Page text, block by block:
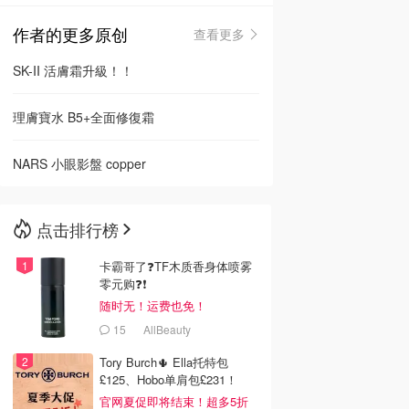
🇳🇿新西兰
作者的更多原创
查看更多
SK-II 活膚霜升級！！
理膚寶水 B5+全面修復霜
NARS 小眼影盤 copper
点击排行榜
卡霸哥了❓TF木质香身体喷雾
零元购❓❗
随时无！运费也免！
15 AllBeauty
Tory Burch🌵 Ella托特包
£125、Hobo单肩包£231！
官网夏促即将结束！超多5折